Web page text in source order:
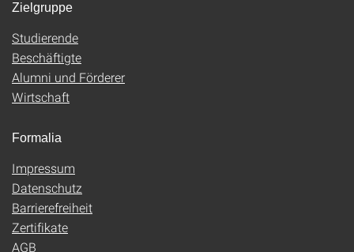
Zielgruppe
Studierende
Beschäftigte
Alumni und Förderer
Wirtschaft
Formalia
Impressum
Datenschutz
Barrierefreiheit
Zertifikate
AGB